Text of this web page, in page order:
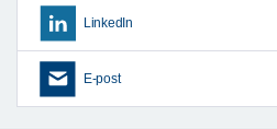
LinkedIn
E-post